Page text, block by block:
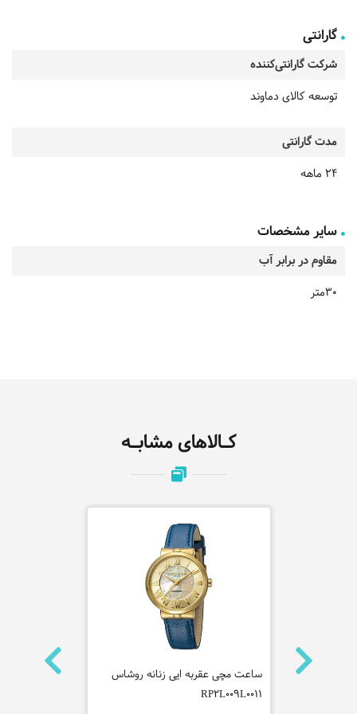
گارانتی
شرکت گارانتی‌کننده
توسعه کالای دماوند
مدت گارانتی
24 ماهه
سایر مشخصات
مقاوم در برابر آب
30متر
کـالاهای مشابـه
ساعت مچی
ساعت مچی عقربه ایی زنانه روشاس
RP2L009L0011